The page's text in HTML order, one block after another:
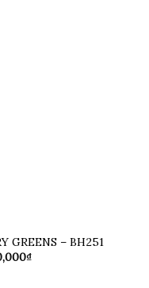
GREENS – BH251
₫Khoảng